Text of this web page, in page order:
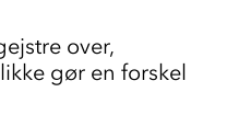
over,
gør en forskel